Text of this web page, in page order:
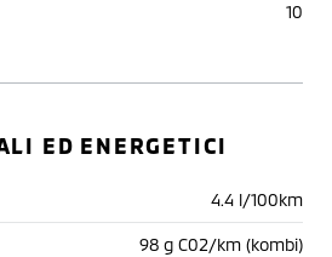
10
ED ENERGETICI
4.4 l/100km
98 g C02/km (kombi)